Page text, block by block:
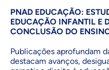
PNAD EDUCAÇÃO:
EDUCAÇÃO INFANTIL E
CONCLUSÃO DO
Publicações aprofundam
destacam avanços,